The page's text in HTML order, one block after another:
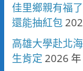
佳里鄉親有福
還能抽紅包
高雄大學赴北
生肯定 2026 年